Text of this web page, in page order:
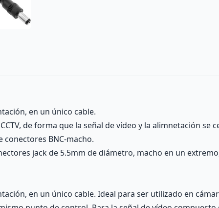
en un único cable.
de forma que la señal de vídeo y la alimnetación
conectores BNC-macho.
jack de 5.5mm de diámetro, macho en un
en un único cable. Ideal para ser utilizado en